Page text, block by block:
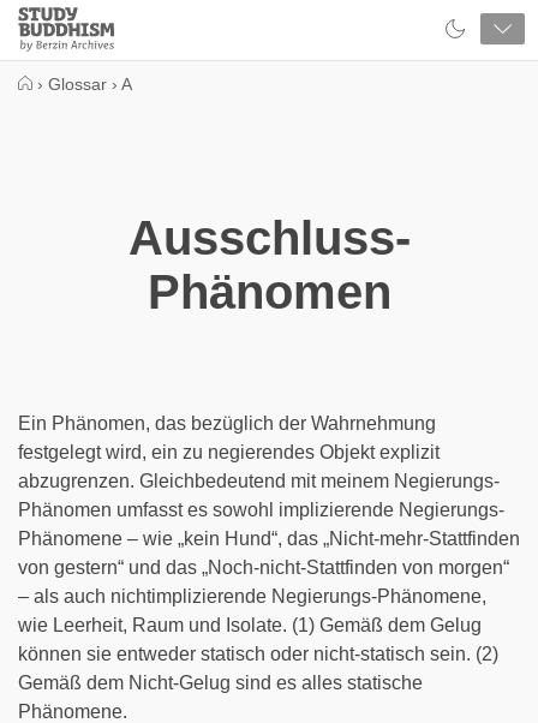
Close
Study
Buddhism
› Glossar › A
Ausschluss-
Phänomen
Ein Phänomen, das bezüglich der Wahrnehmung
festgelegt wird, ein zu negierendes Objekt explizit
abzugrenzen. Gleichbedeutend mit meinem Negierungs-
Phänomen umfasst es sowohl implizierende Negierungs-
Phänomene – wie „kein Hund“, das „Nicht-mehr-Stattfinden
von gestern“ und das „Noch-nicht-Stattfinden von morgen“
– als auch nichtimplizierende Negierungs-Phänomene,
wie Leerheit, Raum und Isolate. (1) Gemäß dem Gelug
können sie entweder statisch oder nicht-statisch sein. (2)
Gemäß dem Nicht-Gelug sind es alles statische
Phänomene.